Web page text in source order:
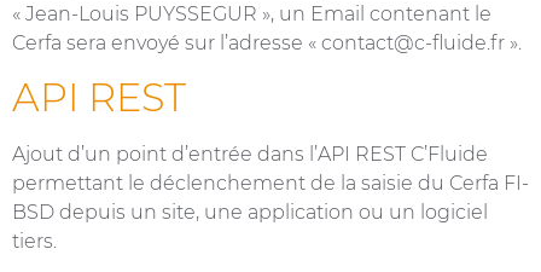
« Jean-Louis PUYSSEGUR », un Email contenant le
Cerfa sera envoyé sur l’adresse « contact@c-fluide.fr ».
API REST
Ajout d’un point d’entrée dans l’API REST C’Fluide
permettant le déclenchement de la saisie du Cerfa FI-
BSD depuis un site, une application ou un logiciel
tiers.